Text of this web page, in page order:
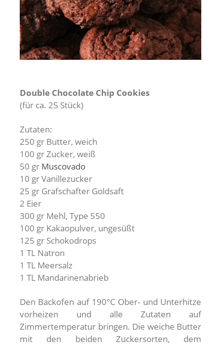
Double Chocolate Chip Cookies
(für ca. 25 Stück)
Zutaten:
250 gr Butter, weich
100 gr Zucker, weiß
50 gr Muscovado
10 gr Vanillezucker
25 gr Grafschafter Goldsaft
2 Eier
300 gr Mehl, Type 550
100 gr Kakaopulver, ungesüßt
125 gr Schokodrops
1 TL Natron
1 TL Meersalz
1 TL Mandarinenabrieb
Den Backofen auf 190°C Ober- und Unterhitze
vorheizen und alle Zutaten auf
Zimmertemperatur bringen. Die weiche Butter
mit den beiden Zuckersorten, dem